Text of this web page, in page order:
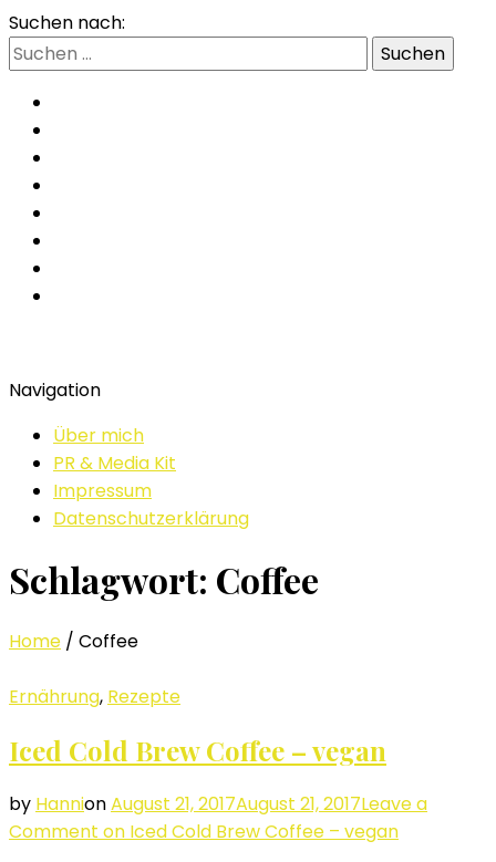
Suchen nach:
Navigation
Über mich
PR & Media Kit
Impressum
Datenschutzerklärung
Schlagwort: Coffee
Home / Coffee
Ernährung, Rezepte
Iced Cold Brew Coffee – vegan
by HannionAugust 21, 2017August 21, 2017Leave a
Comment on Iced Cold Brew Coffee – vegan